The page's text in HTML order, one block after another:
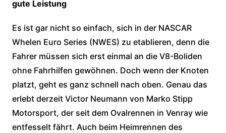
gute Leistung
Es ist gar nicht so einfach, sich in der NASCAR
Whelen Euro Series (NWES) zu etablieren, denn die
Fahrer müssen sich erst einmal an die V8-Boliden
ohne Fahrhilfen gewöhnen. Doch wenn der Knoten
platzt, geht es ganz schnell nach oben. Genau das
erlebt derzeit Victor Neumann von Marko Stipp
Motorsport, der seit dem Ovalrennen in Venray wie
entfesselt fährt. Auch beim Heimrennen des